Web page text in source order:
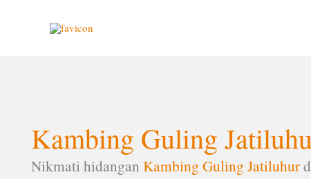
Kambing Guling
Nikmati hidangan Kambing Guling Jatiluhur